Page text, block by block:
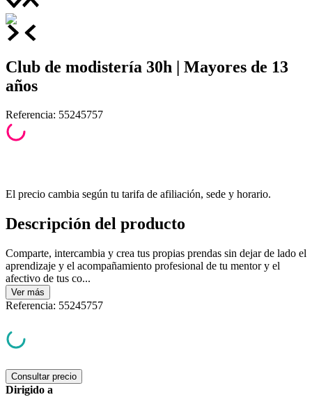
Club de modistería 30h | Mayores de 13
años
Referencia: 55245757
El precio cambia según tu tarifa de afiliación, sede y horario.
Descripción del producto
Comparte, intercambia y crea tus propias prendas sin dejar de lado el
aprendizaje y el acompañamiento profesional de tu mentor y el
afectivo de tus co...
Ver más
Referencia: 55245757
Consultar precio
Dirigido a